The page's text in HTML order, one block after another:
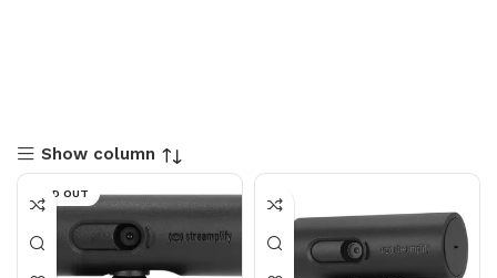
Show column
SOLD OUT